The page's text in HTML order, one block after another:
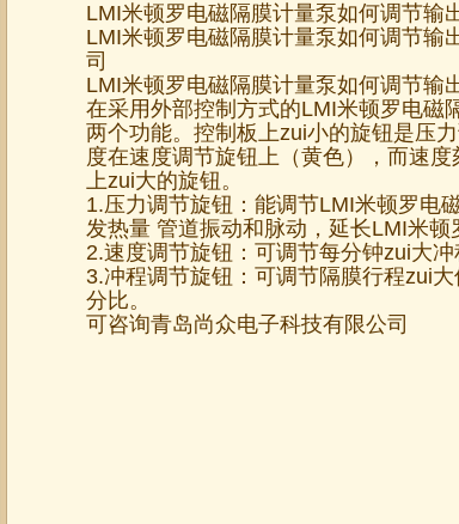
LMI米顿罗电磁隔膜计量泵如何调节输
LMI米顿罗电磁隔膜计量泵如何调节输
司
LMI米顿罗电磁隔膜计量泵如何调节输
在采用外部控制方式的LMI米顿罗电磁
两个功能。控制板上zui小的旋钮是压
度在速度调节旋钮上（黄色），而速
上zui大的旋钮。
1.压力调节旋钮：能调节LMI米顿罗电
发热量 管道振动和脉动，延长LMI米顿
2.速度调节旋钮：可调节每分钟zui大
3.冲程调节旋钮：可调节隔膜行程zui
分比。
可咨询青岛尚众电子科技有限公司